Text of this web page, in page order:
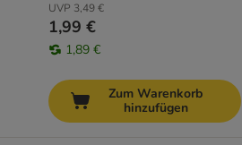
UVP 3,49 €
1,99 €
1,89 €
Zum Warenkorb
hinzufügen